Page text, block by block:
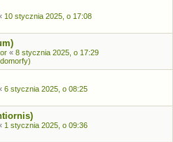
10 stycznia 2025, o 17:08
« 8 stycznia 2025, o 17:29
6 stycznia 2025, o 08:25
1 stycznia 2025, o 09:36